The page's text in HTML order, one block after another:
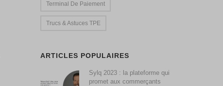
Terminal De Paiement
Trucs & Astuces TPE
ARTICLES POPULAIRES
Sylq 2023 : la plateforme qui
promet aux commerçants